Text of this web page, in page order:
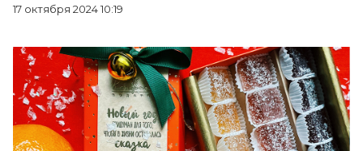
17 октября 2024 10:19